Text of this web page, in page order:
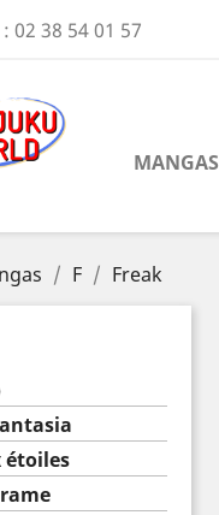
02 38 54 01 57
MANGAS
F Freak
étoiles